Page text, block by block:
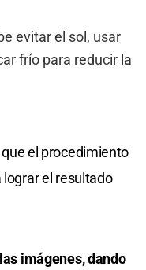
evitar el sol, usar
frío para reducir la
el procedimiento
el resultado
imágenes, dando